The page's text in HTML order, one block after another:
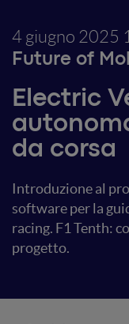
4 giugno 2025
Future of
Electric
da corsa
Introduzione al
software per la
racing. F1 Tenth:
progetto.